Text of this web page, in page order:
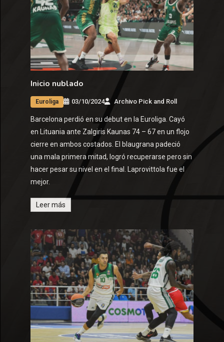
Inicio nublado
Euroliga 03/10/2024 Archivo Pick and Roll
Barcelona perdió en su debut en la Euroliga. Cayó
en Lituania ante Zalgiris Kaunas 74 – 67 en un flojo
cierre en ambos costados. El blaugrana padeció
una mala primera mitad, logró recuperarse pero sin
hacer pesar su nivel en el final. Laprovittola fue el
mejor.
Leer más